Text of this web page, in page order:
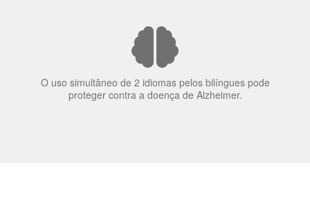
O uso simultâneo de 2 idiomas pelos bilíngues pode
proteger contra a doença de Alzheimer.